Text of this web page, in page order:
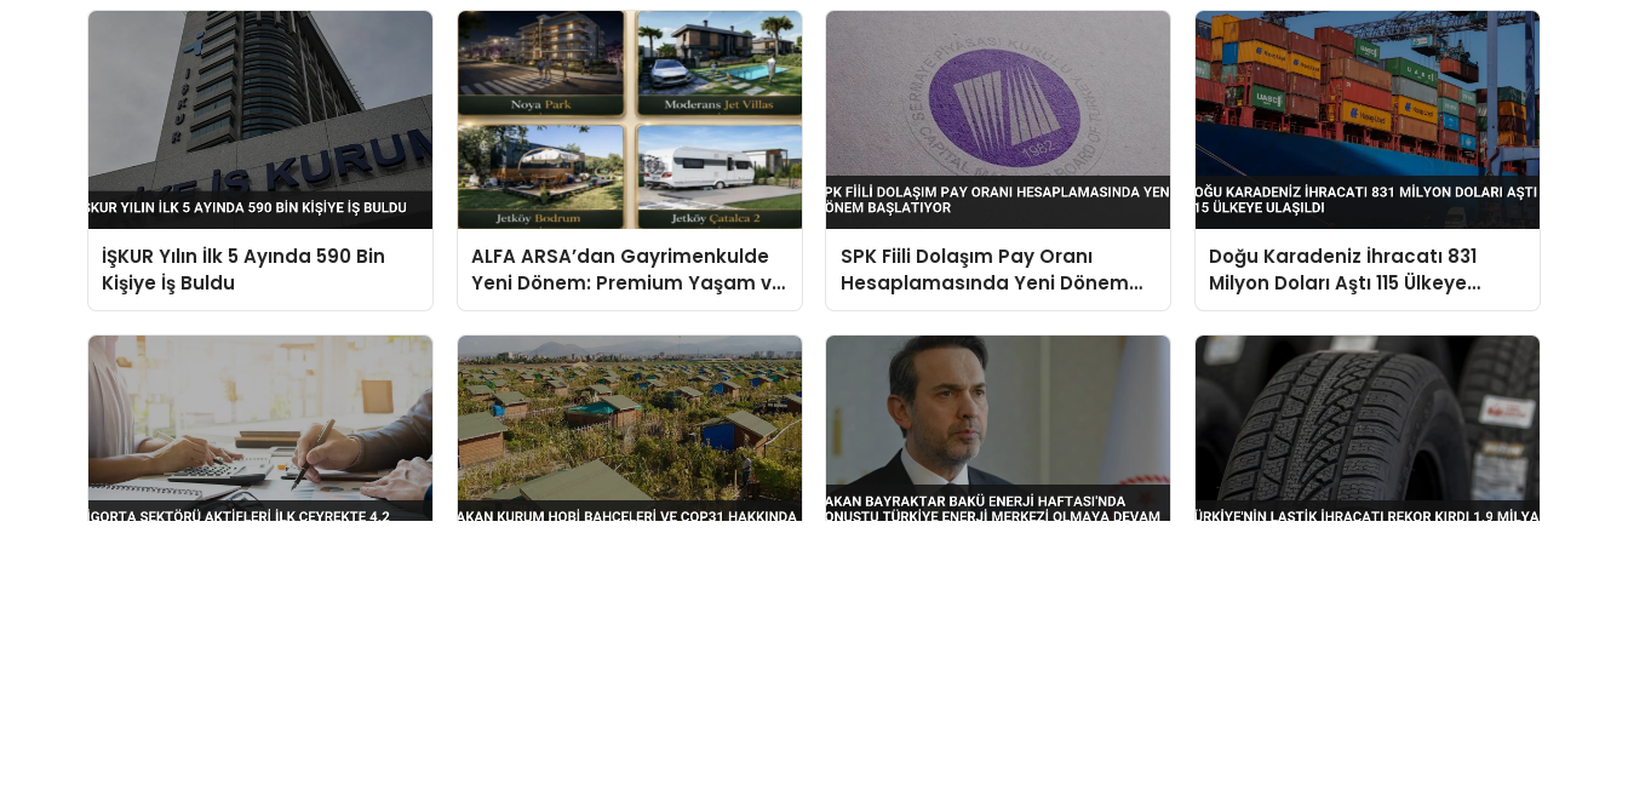
İŞKUR Yılın İlk 5 Ayında 590 Bin
Kişiye İş Buldu
ALFA ARSA’dan Gayrimenkulde
Yeni Dönem: Premium Yaşam ve
Yatırım Fırsatları Bir Arada
SPK Fiili Dolaşım Pay Oranı
Hesaplamasında Yeni Dönem
Başlatıyor
Doğu Karadeniz İhracatı 831
Milyon Doları Aştı 115 Ülkeye
Ulaşıldı